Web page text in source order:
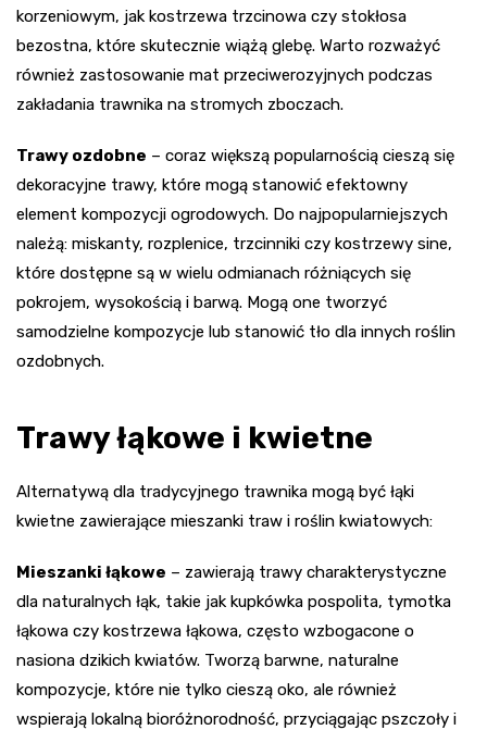
korzeniowym, jak kostrzewa trzcinowa czy stokłosa
bezostna, które skutecznie wiążą glebę. Warto rozważyć
również zastosowanie mat przeciwerozyjnych podczas
zakładania trawnika na stromych zboczach.
Trawy ozdobne – coraz większą popularnością cieszą się
dekoracyjne trawy, które mogą stanowić efektowny
element kompozycji ogrodowych. Do najpopularniejszych
należą: miskanty, rozplenice, trzcinniki czy kostrzewy sine,
które dostępne są w wielu odmianach różniących się
pokrojem, wysokością i barwą. Mogą one tworzyć
samodzielne kompozycje lub stanowić tło dla innych roślin
ozdobnych.
Trawy łąkowe i kwietne
Alternatywą dla tradycyjnego trawnika mogą być łąki
kwietne zawierające mieszanki traw i roślin kwiatowych:
Mieszanki łąkowe – zawierają trawy charakterystyczne
dla naturalnych łąk, takie jak kupkówka pospolita, tymotka
łąkowa czy kostrzewa łąkowa, często wzbogacone o
nasiona dzikich kwiatów. Tworzą barwne, naturalne
kompozycje, które nie tylko cieszą oko, ale również
wspierają lokalną bioróżnorodność, przyciągając pszczoły i